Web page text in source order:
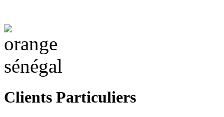
Clients Particuliers